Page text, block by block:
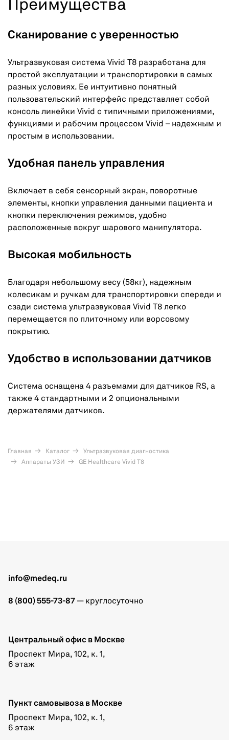
Преимущества
Сканирование с уверенностью
Ультразвуковая система Vivid T8 разработана для
простой эксплуатации и транспортировки в самых
разных условиях. Ее интуитивно понятный
пользовательский интерфейс представляет собой
консоль линейки Vivid с типичными приложениями,
функциями и рабочим процессом Vivid – надежным и
простым в использовании.
Удобная панель управления
Включает в себя сенсорный экран, поворотные
элементы, кнопки управления данными пациента и
кнопки переключения режимов, удобно
расположенные вокруг шарового манипулятора.
Высокая мобильность
Благодаря небольшому весу (58кг), надежным
колесикам и ручкам для транспортировки спереди и
сзади система ультразвуковая Vivid T8 легко
перемещается по плиточному или ворсовому
покрытию.
Удобство в использовании датчиков
Система оснащена 4 разъемами для датчиков RS, а
также 4 стандартными и 2 опциональными
держателями датчиков.
Главная Каталог
Ультразвуковая диагностика
Аппараты УЗИ
GE Healthcare Vivid T8
info@medeq.ru
8 (800) 555-73-87 — круглосуточно
Центральный офис в Москве
Проспект Мира, 102, к. 1,
6 этаж
Пункт самовывоза в Москве
Проспект Мира, 102, к. 1,
6 этаж